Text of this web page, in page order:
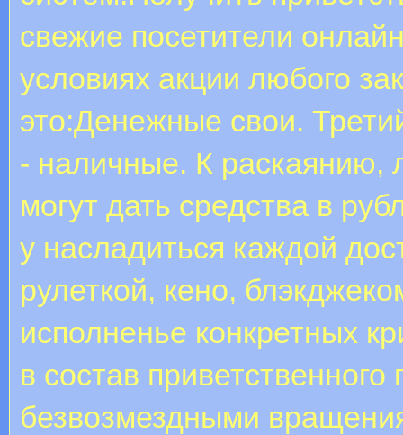
свежие посетители
условиях акции любого
это:Денежные свои.
- наличные. К раскаянию,
могут дать средства в
у насладиться каждой
рулеткой, кено,
исполненье конкретных
в состав
безвозмездными